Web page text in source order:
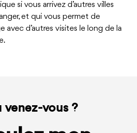
si vous arrivez d’autres villes
et qui vous permet de
avec d’autres visites le long de la
venez-vous ?